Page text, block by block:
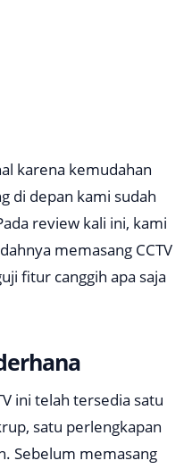
karena kemudahan
di depan kami sudah
review kali ini, kami
memasang CCTV
fitur canggih apa saja
ini telah tersedia satu
satu perlengkapan
Sebelum memasang